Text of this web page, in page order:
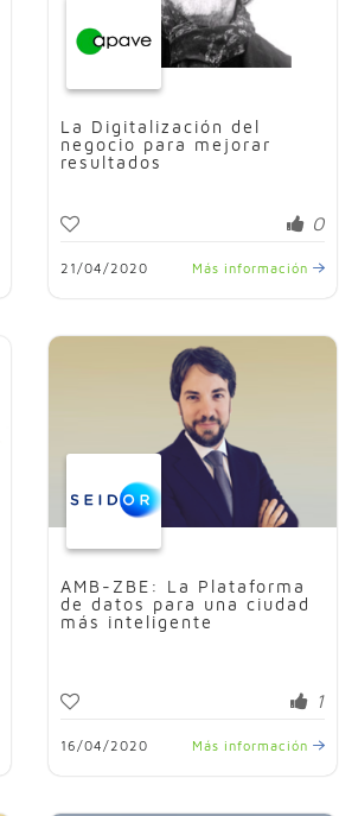
La Digitalización del
negocio para mejorar
resultados
0
21/04/2020 Más información
AMB-ZBE: La Plataforma
de datos para una ciudad
más inteligente
1
16/04/2020 Más información